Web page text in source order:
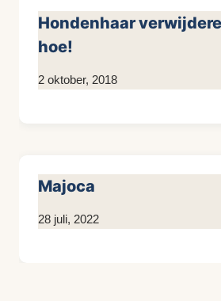
Hondenhaar
hoe!
Door
2 oktober, 2018
Majoca
Door
28 juli, 2022